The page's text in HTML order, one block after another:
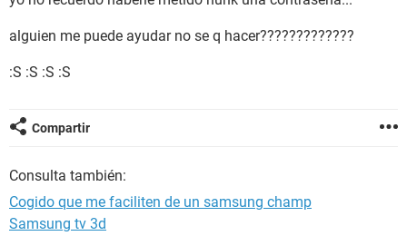
alguien me puede ayudar no se q hacer?????????????
:S :S :S :S
Compartir
Consulta también:
Cogido que me faciliten de un samsung champ
Samsung tv 3d